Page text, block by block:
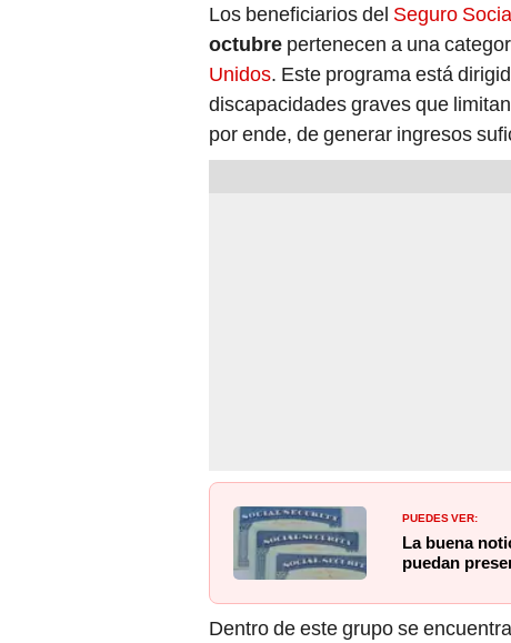
Los beneficiarios del Seguro
octubre pertenecen a una
Unidos. Este programa está
discapacidades graves que
por ende, de generar ingresos
PUEDES VER:
La buena
puedan
Dentro de este grupo se